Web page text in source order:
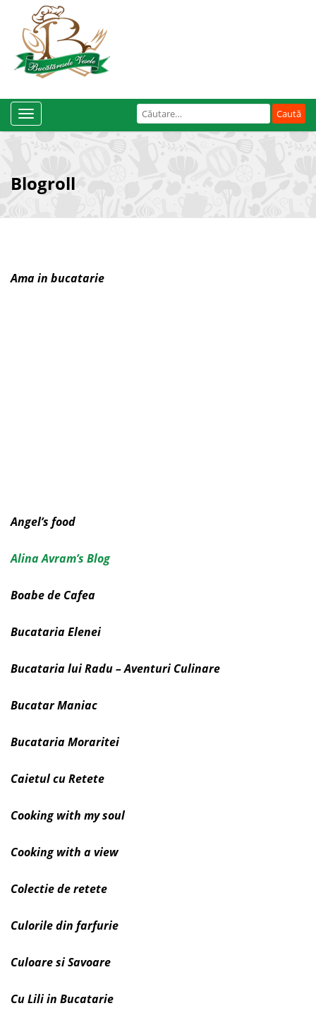
Caută
după:
Toggle
Navigation
Blogroll
Ama in bucatarie
Angel’s food
Alina Avram’s Blog
Boabe de Cafea
Bucataria Elenei
Bucataria lui Radu – Aventuri Culinare
Bucatar Maniac
Bucataria Moraritei
Caietul cu Retete
Cooking with my soul
Cooking with a view
Colectie de retete
Culorile din farfurie
Culoare si Savoare
Cu Lili in Bucatarie